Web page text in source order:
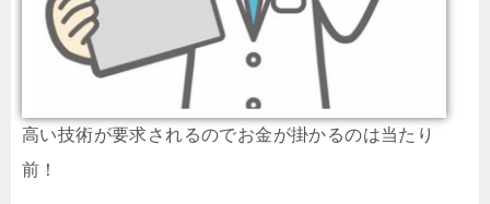
高い技術が要求されるのでお金が掛かるのは当たり
前！